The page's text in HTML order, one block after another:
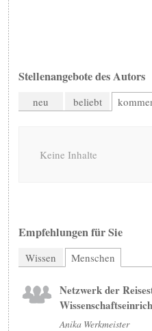
Stellenangebote des Autors
neu beliebt
Keine Inhalte
Empfehlungen für Sie
Wissen Menschen
Netzwerk der
Anika Werkmeister